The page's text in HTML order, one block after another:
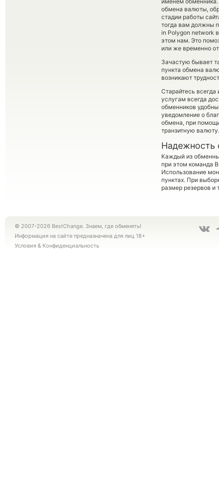
обмена валюты,
стадии работы
тогда вам должны
in Polygon network
этом нам. Это
или же временно
Зачастую бывает
пункта обмена
возникают
Старайтесь всегда
услугам всегда
обменников
уведомление о
обмена, при
транзитную валюту.
Надежность
Каждый из
при этом команда
Использование
пунктах. При
размер резервов и
© 2007-2026 BestChange. Знаем, где обменять!
Информация на сайте предназначена для лиц 18+
Условия & Конфиденциальность